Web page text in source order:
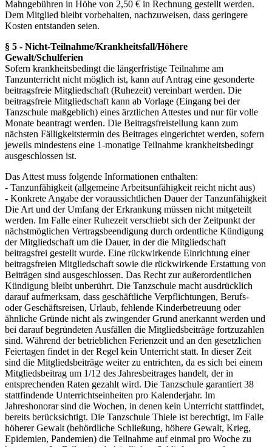
Mahngebühren in Höhe von 2,50 € in Rechnung gestellt werden.
Dem Mitglied bleibt vorbehalten, nachzuweisen, dass geringere
Kosten entstanden seien.
§ 5 - Nicht-Teilnahme/Krankheitsfall/Höhere
Gewalt/Schulferien
Sofern krankheitsbedingt die längerfristige Teilnahme am
Tanzunterricht nicht möglich ist, kann auf Antrag eine gesonderte
beitragsfreie Mitgliedschaft (Ruhezeit) vereinbart werden. Die
beitragsfreie Mitgliedschaft kann ab Vorlage (Eingang bei der
Tanzschule maßgeblich) eines ärztlichen Attestes und nur für volle
Monate beantragt werden. Die Beitragsfreistellung kann zum
nächsten Fälligkeitstermin des Beitrages eingerichtet werden, sofern
jeweils mindestens eine 1-monatige Teilnahme krankheitsbedingt
ausgeschlossen ist.
Das Attest muss folgende Informationen enthalten:
- Tanzunfähigkeit (allgemeine Arbeitsunfähigkeit reicht nicht aus)
- Konkrete Angabe der voraussichtlichen Dauer der Tanzunfähigkeit
Die Art und der Umfang der Erkrankung müssen nicht mitgeteilt
werden. Im Falle einer Ruhezeit verschiebt sich der Zeitpunkt der
nächstmöglichen Vertragsbeendigung durch ordentliche Kündigung
der Mitgliedschaft um die Dauer, in der die Mitgliedschaft
beitragsfrei gestellt wurde. Eine rückwirkende Einrichtung einer
beitragsfreien Mitgliedschaft sowie die rückwirkende Erstattung von
Beiträgen sind ausgeschlossen. Das Recht zur außerordentlichen
Kündigung bleibt unberührt. Die Tanzschule macht ausdrücklich
darauf aufmerksam, dass geschäftliche Verpflichtungen, Berufs-
oder Geschäftsreisen, Urlaub, fehlende Kinderbetreuung oder
ähnliche Gründe nicht als zwingender Grund anerkannt werden und
bei darauf begründeten Ausfällen die Mitgliedsbeiträge fortzuzahlen
sind. Während der betrieblichen Ferienzeit und an den gesetzlichen
Feiertagen findet in der Regel kein Unterricht statt. In dieser Zeit
sind die Mitgliedsbeiträge weiter zu entrichten, da es sich bei einem
Mitgliedsbeitrag um 1/12 des Jahresbeitrages handelt, der in
entsprechenden Raten gezahlt wird. Die Tanzschule garantiert 38
stattfindende Unterrichtseinheiten pro Kalenderjahr. Im
Jahreshonorar sind die Wochen, in denen kein Unterricht stattfindet,
bereits berücksichtigt. Die Tanzschule Thiele ist berechtigt, im Falle
höherer Gewalt (behördliche Schließung, höhere Gewalt, Krieg,
Epidemien, Pandemien) die Teilnahme auf einmal pro Woche zu